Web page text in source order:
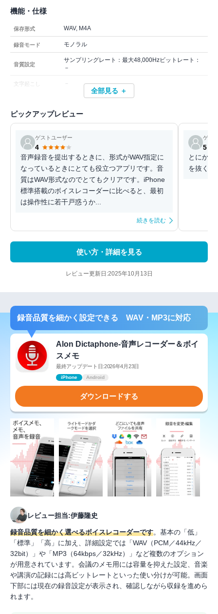
機能・仕様
保存形式 WAV, M4A
録音モード モノラル
音質設定
サンプリングレート：最大48,000Hzビットレート：
－
文字起こし －
全部見る ＋
ピックアップレビュー
ゲストユーザー
4
音声録音を提出するときに、形式がWAV指定に
なっているときにとても役立つアプリです。音
質はWAV形式なのでとてもクリアです。iPhone
標準搭載のボイスレコーダーに比べると、最初
は操作性に若干戸惑うか...
続きを読む
ゲス
5
とにか
を抜く。
使い方・詳細を見る
レビュー更新日:2025年10月13日
録音品質を細かく設定できる WAV・MP3に対応
Alon Dictaphone-音声レコーダー＆ボイ
スメモ
最終アップデート日:2026年4月23日
iPhone Android
ダウンロードする
レビュー担当:伊藤隆史
録音品質を細かく選べるボイスレコーダーです。基本の「低」
「標準」「高」に加え、詳細設定では「WAV（PCM／44kHz／
32bit）」や「MP3（64kbps／32kHz）」など複数のオプション
が用意されています。会議のメモ用には容量を抑えた設定、音楽
や講演の記録には高ビットレートといった使い分けが可能。画面
下部には現在の録音設定が表示され、確認しながら収録を進めら
れます。